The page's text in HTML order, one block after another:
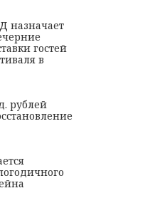
назначает
гостей
в
рублей